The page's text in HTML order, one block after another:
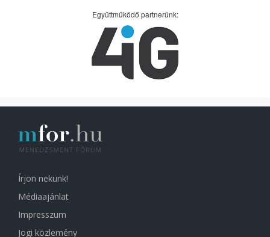
Együttműködő partnerünk:
Írjon nekünk!
Médiaajánlat
Impresszum
Jogi közlemény